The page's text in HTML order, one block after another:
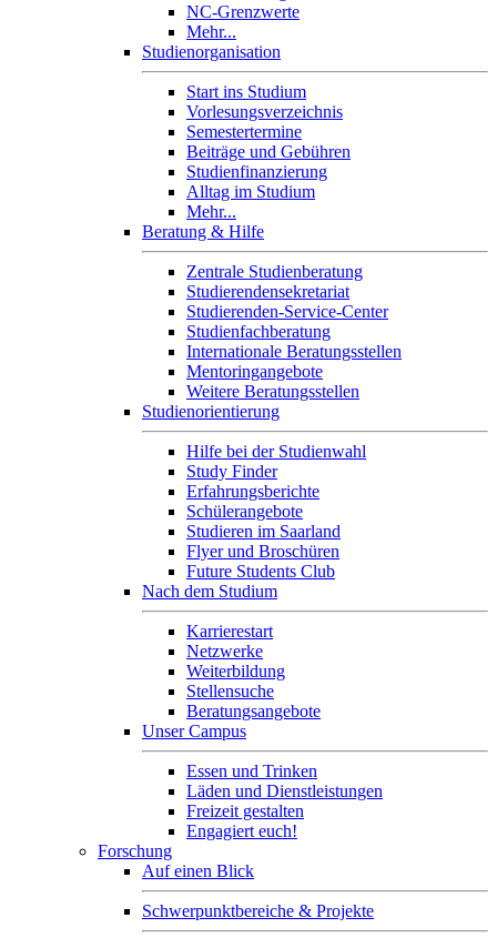
NC-Grenzwerte
Mehr...
Studienorganisation
Start ins Studium
Vorlesungsverzeichnis
Semestertermine
Beiträge und Gebühren
Studienfinanzierung
Alltag im Studium
Mehr...
Beratung & Hilfe
Zentrale Studienberatung
Studierendensekretariat
Studierenden-Service-Center
Studienfachberatung
Internationale Beratungsstellen
Mentoringangebote
Weitere Beratungsstellen
Studienorientierung
Hilfe bei der Studienwahl
Study Finder
Erfahrungsberichte
Schülerangebote
Studieren im Saarland
Flyer und Broschüren
Future Students Club
Nach dem Studium
Karrierestart
Netzwerke
Weiterbildung
Stellensuche
Beratungsangebote
Unser Campus
Essen und Trinken
Läden und Dienstleistungen
Freizeit gestalten
Engagiert euch!
Forschung
Auf einen Blick
Schwerpunktbereiche & Projekte